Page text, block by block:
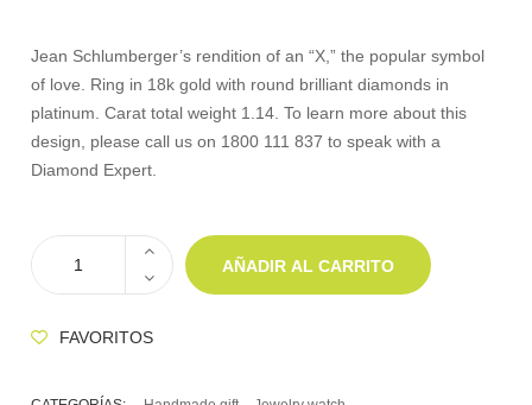
original
364,00 €.
actual
345,00 €.
Jean Schlumberger’s rendition of an “X,” the popular symbol
of love. Ring in 18k gold with round brilliant diamonds in
platinum. Carat total weight 1.14. To learn more about this
design, please call us on 1800 111 837 to speak with a
Diamond Expert.
AÑADIR AL CARRITO
FAVORITOS